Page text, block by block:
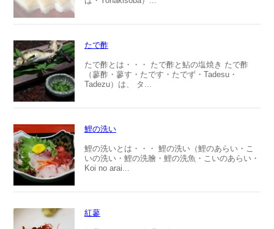
たで酢
たで酢とは・・・ たで酢と鮎の塩焼き たで酢
（蓼酢・蓼す・たです・たでず・Tadesu・
Tadezu）は、 タ...
鯉の洗い
鯉の洗いとは・・・ 鯉の洗い（鯉のあらい・こ
いの洗い・鯉の洗膾・鯉の洗魚・こいのあらい・
Koi no arai...
紅蓼